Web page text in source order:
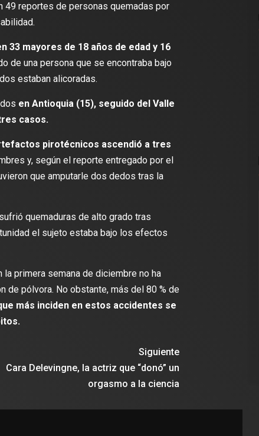
49 reportes de personas quemadas por
33 mayores de 18 años de edad y 16
de una persona que se encontraba bajo
estaban alicoradas.
en Antioquia (15), seguido del Valle
casos.
pirotécnicos ascendió a tres
y, según el reporte entregado por el
que amputarle dos dedos tras la
quemaduras de alto grado tras
el sujeto estaba bajo los efectos
primera semana de diciembre no ha
de pólvora. No obstante, más del 80 % de
más inciden en estos accidentes se
Siguiente
Cara Delevingne, la actriz que “donó” un
orgasmo a la ciencia
al Club
con calidad y
Mundial de
DEPORTES
Travis Scott lanza camiseta de